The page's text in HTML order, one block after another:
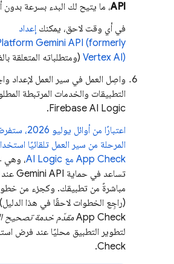
API، ما يتيح لك البدء بسرعة بدون
في أي وقت لاحق، يمكنك إعداد
Gemini API (formerly
Vertex AI) (ومتطلباته المتعلقة
واصِل العمل في سير العمل لإعداد
التطبيقات والخدمات المرتبطة
Firebase AI Logic
.
اعتبارًا من أوائل
المرحلة من سير العمل تلقائيًا
App Check مع AI Logic، وهي
تساعد في حماية Gemini API
مباشرةً من تطبيقك. وكجزء من
(راجِع الخطوات لاحقًا في هذا
App Check مقدّم خدمة تصحيح
لتطوير التطبيق محليًا عند فرض
Check
.